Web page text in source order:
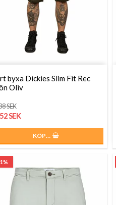
byxa Dickies Slim Fit Rec
Oliv
SEK
SEK
KÖP…